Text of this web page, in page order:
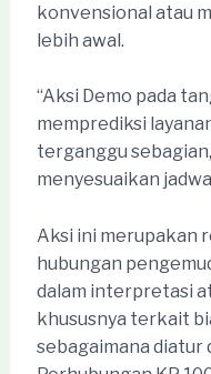
konvensional atau
lebih awal.
“Aksi Demo pada
memprediksi
terganggu
menyesuaikan
Aksi ini merupakan
hubungan
dalam interpretasi
khususnya terkait
sebagaimana diatur